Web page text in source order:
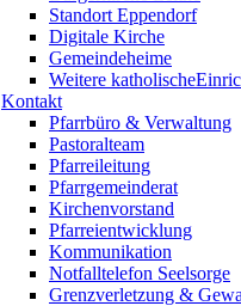
Standort Eppendorf
Digitale Kirche
Gemeindeheime
Weitere katholische
Kontakt
Pfarrbüro & Verwaltung
Pastoralteam
Pfarreileitung
Pfarrgemeinderat
Kirchenvorstand
Pfarreientwicklung
Kommunikation
Notfalltelefon Seelsorge
Grenzverletzung &